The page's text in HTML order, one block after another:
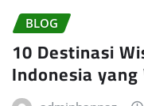
BLOG
10 Destinasi
Indonesia